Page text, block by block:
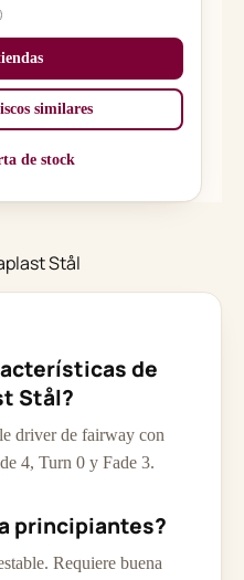
similares
de stock
Stål
de
Stål?
driver de fairway con
4, Turn 0 y Fade 3.
principiantes?
Requiere buena